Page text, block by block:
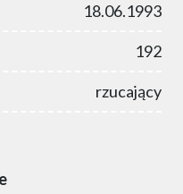
18.06.1993
192
rzucający